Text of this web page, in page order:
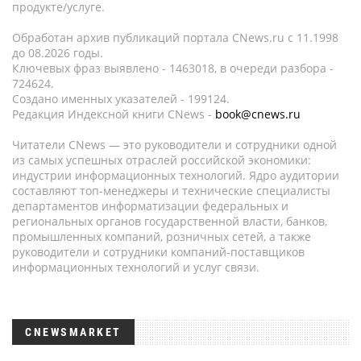
продукте/услуге.
Обработан архив публикаций портала CNews.ru c 11.1998
до 08.2026 годы.
Ключевых фраз выявлено - 1463018, в очереди разбора -
724624.
Создано именных указателей - 199124.
Редакция Индексной книги CNews - book@cnews.ru
Читатели CNews — это руководители и сотрудники одной
из самых успешных отраслей российской экономики:
индустрии информационных технологий. Ядро аудитории
составляют топ-менеджеры и технические специалисты
департаментов информатизации федеральных и
региональных органов государственной власти, банков,
промышленных компаний, розничных сетей, а также
руководители и сотрудники компаний-поставщиков
информационных технологий и услуг связи.
CNEWSMARKET